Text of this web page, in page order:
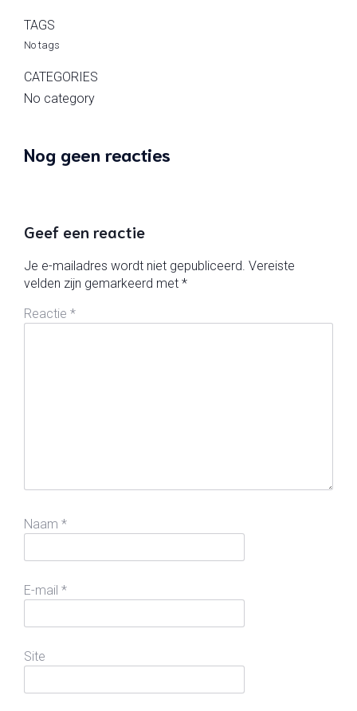
TAGS
No tags
CATEGORIES
No category
Nog geen reacties
Geef een reactie
Je e-mailadres wordt niet gepubliceerd. Vereiste
velden zijn gemarkeerd met *
Reactie *
Naam *
E-mail *
Site